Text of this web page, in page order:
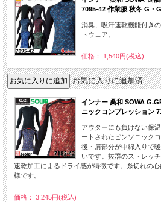
7095-42 作業服 秋冬 G・
消臭、吸汗速乾機能付き
トウェア。
価格： 1,540円(税込)
お気に入りに追加済
インナー 桑和 SOWA
ニックコンプレッション
アウターにも負けない保
ートされたピンソニック
後・肩部分が中綿入りで
いです。抜群のストレッ
速乾加工によるドライ感が特徴です。糸切れの
様です。
価格： 3,245円(税込)